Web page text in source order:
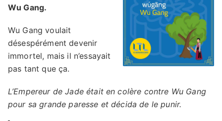
Wu Gang.
Wu Gang voulait
désespérément devenir
immortel, mais il n’essayait
pas tant que ça.
L’Empereur de Jade était en colère contre Wu Gang
pour sa grande paresse et décida de le punir.